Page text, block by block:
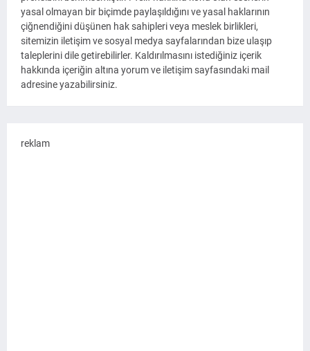
yasal olmayan bir biçimde paylaşıldığını ve yasal haklarının
çiğnendiğini düşünen hak sahipleri veya meslek birlikleri,
sitemizin iletişim ve sosyal medya sayfalarından bize ulaşıp
taleplerini dile getirebilirler. Kaldırılmasını istediğiniz içerik
hakkında içeriğin altına yorum ve iletişim sayfasındaki mail
adresine yazabilirsiniz.
reklam